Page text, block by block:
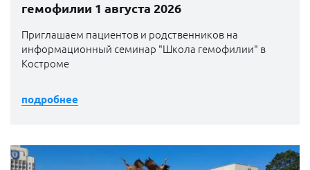
гемофилии 1 августа 2026
Приглашаем пациентов и родственников на
информационный семинар "Школа гемофилии" в
Костроме
подробнее